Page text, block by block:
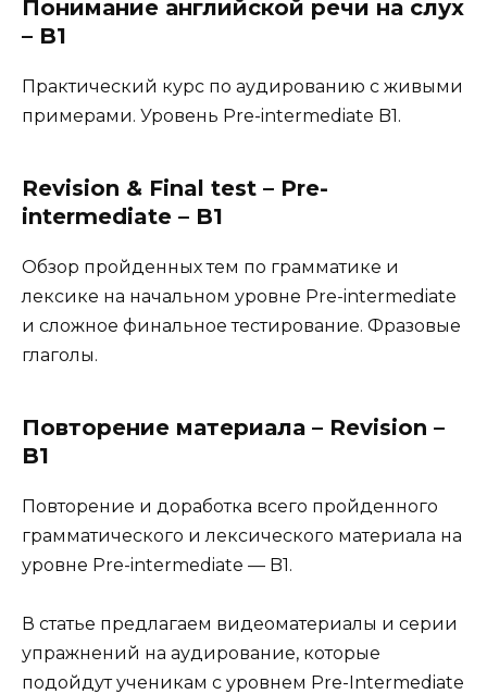
Понимание английской речи на слух
– B1
Практический курс по аудированию с живыми
примерами. Уровень Pre-intermediate B1.
Revision & Final test – Pre-
intermediate – B1
Обзор пройденных тем по грамматике и
лексике на начальном уровне Pre-intermediate
и сложное финальное тестирование. Фразовые
глаголы.
Повторение материала – Revision –
B1
Повторение и доработка всего пройденного
грамматического и лексического материала на
уровне Pre-intermediate — B1.
В статье предлагаем видеоматериалы и серии
упражнений на аудирование, которые
подойдут ученикам с уровнем Pre-Intermediate